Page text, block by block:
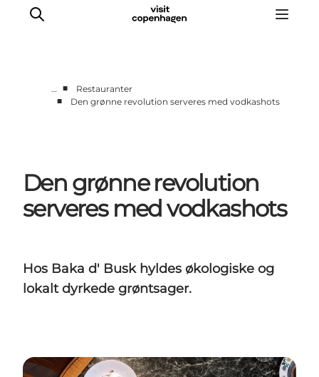
Områder
Planlæg din tur
CopenPay
… ■
Restauranter
■
Den grønne revolution serveres med vodkashots
Den grønne revolution
serveres med vodkashots
Hos Baka d' Busk hyldes økologiske og
lokalt dyrkede grøntsager.